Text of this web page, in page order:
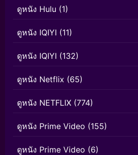
ดูหนัง Hulu (1)
ดูหนัง IQIYI (11)
ดูหนัง IQIYI (132)
ดูหนัง Netflix (65)
ดูหนัง NETFLIX (774)
ดูหนัง Prime Video (155)
ดูหนัง Prime Video (6)